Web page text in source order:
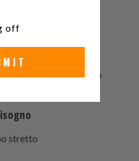
a rete, l'estensione si
mantiene il suo
stretto
off